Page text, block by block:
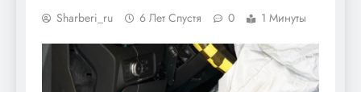
Sharberi_ru 6 Лет Спустя 0 1 Минуты